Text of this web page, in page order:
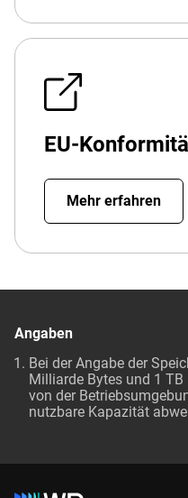
EU-
Mehr erfahren
Angaben
Bei der Angabe der
Milliarde Bytes und 1
von der
nutzbare Kapazität